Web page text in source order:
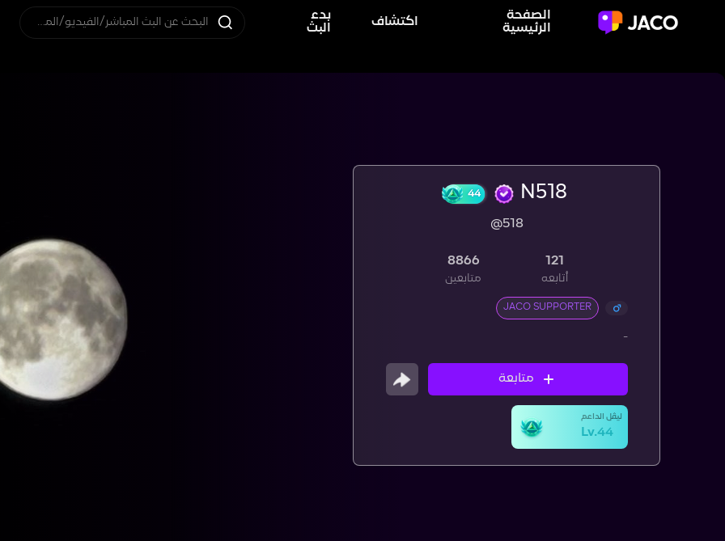
الصفحة
الرئيسية
اكتشاف
بدء
البث
البحث عن البث المباشر/الفيديو/المستخدم
N518
@518
121
أتابعه
8866
متابعين
JACO SUPPORTER
-
متابعة
ليڤل الداعم
Lv.44